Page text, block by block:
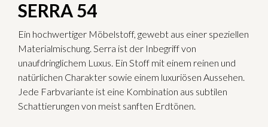
SERRA 54
Ein hochwertiger Möbelstoff, gewebt aus einer speziellen
Materialmischung. Serra ist der Inbegriff von
unaufdringlichem Luxus. Ein Stoff mit einem reinen und
natürlichen Charakter sowie einem luxuriösen Aussehen.
Jede Farbvariante ist eine Kombination aus subtilen
Schattierungen von meist sanften Erdtönen.